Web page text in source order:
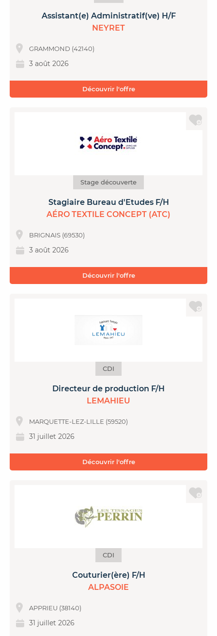
Assistant(e) Administratif(ve) H/F
NEYRET
GRAMMOND (42140)
3 août 2026
Découvrir l'offre
Stage découverte
Stagiaire Bureau d'Etudes F/H
AÉRO TEXTILE CONCEPT (ATC)
BRIGNAIS (69530)
3 août 2026
Découvrir l'offre
CDI
Directeur de production F/H
LEMAHIEU
MARQUETTE-LEZ-LILLE (59520)
31 juillet 2026
Découvrir l'offre
CDI
Couturier(ère) F/H
ALPASOIE
APPRIEU (38140)
31 juillet 2026